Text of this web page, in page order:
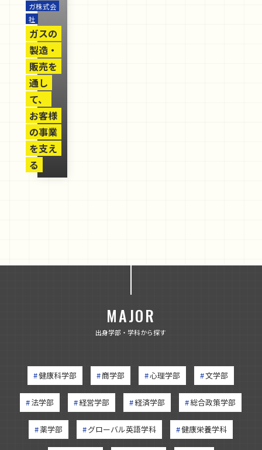
ガ株式会
社
ガスの
製造・
販売を
通し
て、
お客様
の事業
を支え
る
MAJOR
出身学部・学科から探す
健康科学部 商学部 心理学部 文学部
法学部 経営学部 経済学部 総合政策学部
薬学部 グローバル英語学科 健康栄養学科